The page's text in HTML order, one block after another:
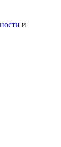
и